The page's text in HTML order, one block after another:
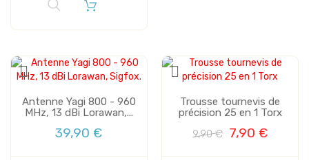
Antenne Yagi 800 - 960
MHz, 13 dBi Lorawan,...
39,90 €
Trousse tournevis de
précision 25 en 1 Torx
9,90 € 7,90 €